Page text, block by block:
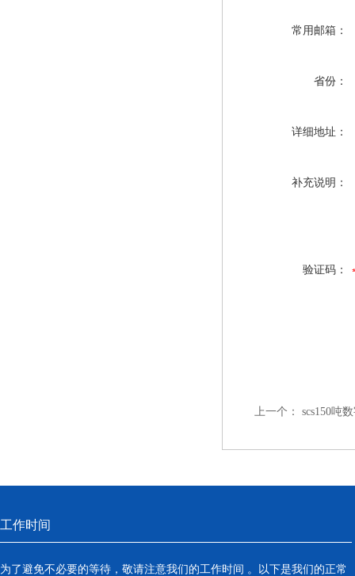
常用邮箱：
省份：
详细地址：
补充说明：
验证码：
上一个： scs150吨
工作时间
为了避免不必要的等待，敬请注意我们的工作时间 。以下是我们的正常